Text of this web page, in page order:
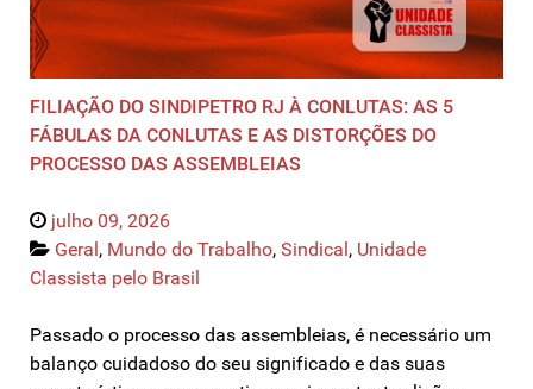
FILIAÇÃO DO SINDIPETRO RJ À CONLUTAS: AS 5
FÁBULAS DA CONLUTAS E AS DISTORÇÕES DO
PROCESSO DAS ASSEMBLEIAS
julho 09, 2026
Geral, Mundo do Trabalho, Sindical, Unidade
Classista pelo Brasil
Passado o processo das assembleias, é necessário um
balanço cuidadoso do seu significado e das suas